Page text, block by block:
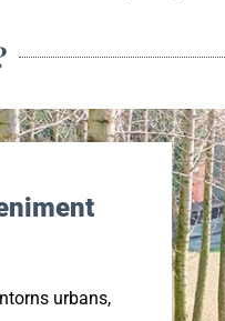
urbans,